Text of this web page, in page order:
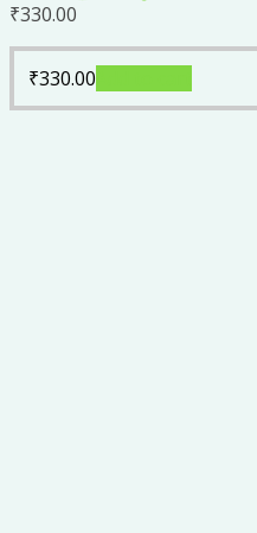
₹330.00
₹330.00